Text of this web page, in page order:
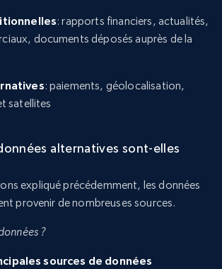
: rapports financiers, actualités,
documents déposés auprès de la
: paiements, géolocalisation,
satellites
alternatives sont-elles
expliqué précédemment, les données
provenir de nombreuses sources.
?
sources de données